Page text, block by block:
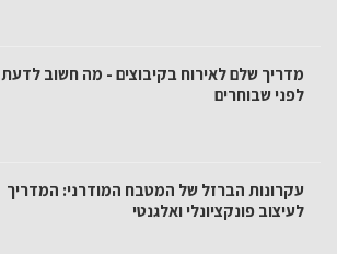
מדריך שלם לאירוח בקיבוצים - מה חשוב לדעת
לפני שבוחרים
עקרונות הברזל של המטבח המודרני: המדריך
לעיצוב פונקציונלי ואלגנטי